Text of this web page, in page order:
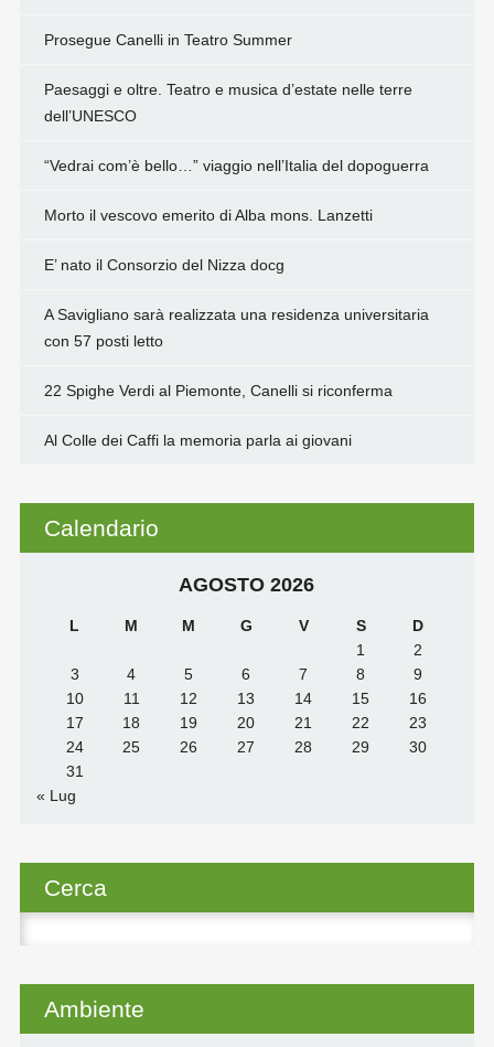
Prosegue Canelli in Teatro Summer
Paesaggi e oltre. Teatro e musica d’estate nelle terre
dell’UNESCO
“Vedrai com’è bello…” viaggio nell’Italia del dopoguerra
Morto il vescovo emerito di Alba mons. Lanzetti
E’ nato il Consorzio del Nizza docg
A Savigliano sarà realizzata una residenza universitaria
con 57 posti letto
22 Spighe Verdi al Piemonte, Canelli si riconferma
Al Colle dei Caffi la memoria parla ai giovani
Calendario
AGOSTO 2026
L M M G V S
D
1
2
3
4 5 6 7 8
9
10
11 12 13 14 15
16
17
18 19 20 21 22
23
24
25 26 27 28 29
30
31
« Lug
Cerca
per:
Ambiente